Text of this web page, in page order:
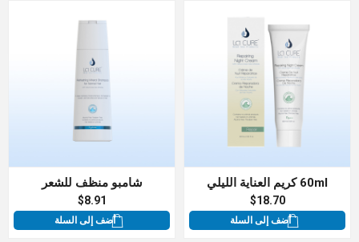
60ml كريم العناية الليلي
$18.70
أضف إلى السلة
شامبو منظف للشعر
$8.91
أضف إلى السلة